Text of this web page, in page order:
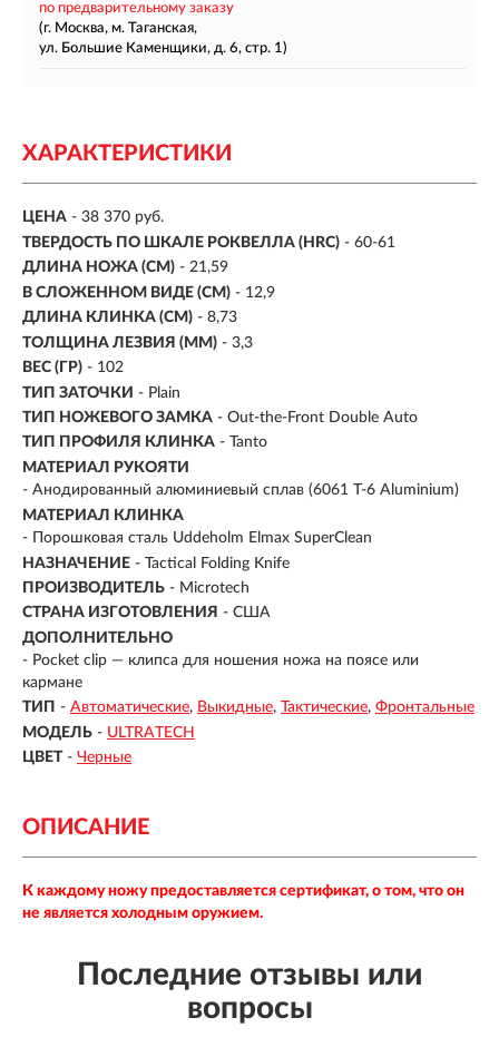
по предварительному заказу
(г. Москва, м. Таганская,
ул. Большие Каменщики, д. 6, стр. 1)
ХАРАКТЕРИСТИКИ
ЦЕНА - 38 370 руб.
ТВЕРДОСТЬ ПО ШКАЛЕ РОКВЕЛЛА (HRC) - 60-61
ДЛИНА НОЖА (СМ) - 21,59
В СЛОЖЕННОМ ВИДЕ (СМ) - 12,9
ДЛИНА КЛИНКА (СМ) - 8,73
ТОЛЩИНА ЛЕЗВИЯ (ММ) - 3,3
ВЕС (ГР) - 102
ТИП ЗАТОЧКИ - Plain
ТИП НОЖЕВОГО ЗАМКА - Out-the-Front Double Auto
ТИП ПРОФИЛЯ КЛИНКА - Tanto
МАТЕРИАЛ РУКОЯТИ
- Анодированный алюминиевый сплав (6061 T-6 Aluminium)
МАТЕРИАЛ КЛИНКА
-
Порошковая сталь Uddeholm Elmax SuperClean
НАЗНАЧЕНИЕ - Tactical Folding Knife
ПРОИЗВОДИТЕЛЬ - Microtech
СТРАНА ИЗГОТОВЛЕНИЯ - США
ДОПОЛНИТЕЛЬНО
- Pocket clip — клипса для ношения ножа на поясе или
кармане
ТИП - Автоматические Выкидные Тактические Фронтальные
МОДЕЛЬ - ULTRATECH
ЦВЕТ - Черные
ОПИСАНИЕ
К каждому ножу предоставляется сертификат, о том, что он
не является холодным оружием.
Последние отзывы или
вопросы